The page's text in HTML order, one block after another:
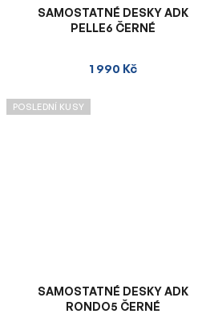
SAMOSTATNÉ DESKY ADK
PELLE6 ČERNÉ
1 990 Kč
POSLEDNÍ KUSY
SAMOSTATNÉ DESKY ADK
RONDO5 ČERNÉ